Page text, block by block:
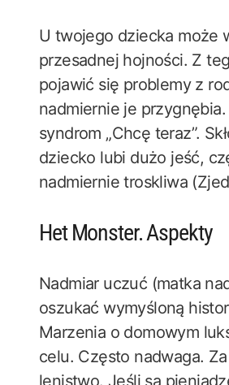
U twojego dziecka może
przesadnej hojności. Z
pojawić się problemy z
nadmiernie je
syndrom „Chcę teraz”.
dziecko lubi dużo jeść,
nadmiernie troskliwa
Het Monster. Aspekty
Nadmiar uczuć (matka
oszukać wymyśloną
Marzenia o domowym
celu. Często nadwaga.
lenistwo. Jeśli są